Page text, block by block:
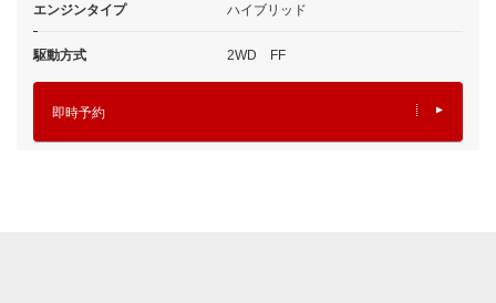
エンジンタイプ ハイブリッド
駆動方式 2WD FF
即時予約